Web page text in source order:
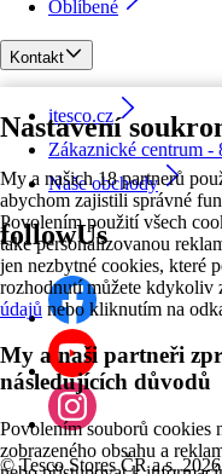
Nastavení
My a našich 18 partnerů
abychom zajistili správné
Povolením použití všech
také personalizovanou
jen nezbytné cookies, které
rozhodnutí můžete kdykoliv
údajů nebo kliknutím na
My a naši partneři
následujících důvodů
Povolením souborů cookies
zobrazeného obsahu a
Oblíbené
Kontakt
itesco.cz
Zákaznické centrum -
Naše obchody
followUs
©Tesco Stores ČR a.s. 2026